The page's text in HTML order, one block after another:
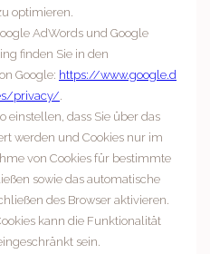
optimieren.
AdWords und Google
finden Sie in den
Google: https://www.google.d
privacy/
einstellen, dass Sie über das
werden und Cookies nur im
von Cookies für bestimmte
sowie das automatische
des Browser aktivieren.
kann die Funktionalität
sein.